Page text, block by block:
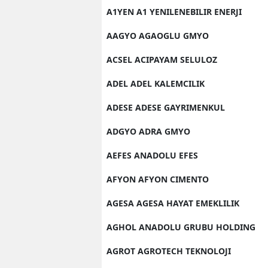
A1YEN A1 YENILENEBILIR ENERJI
AAGYO AGAOGLU GMYO
ACSEL ACIPAYAM SELULOZ
ADEL ADEL KALEMCILIK
ADESE ADESE GAYRIMENKUL
ADGYO ADRA GMYO
AEFES ANADOLU EFES
AFYON AFYON CIMENTO
AGESA AGESA HAYAT EMEKLILIK
AGHOL ANADOLU GRUBU HOLDING
AGROT AGROTECH TEKNOLOJI